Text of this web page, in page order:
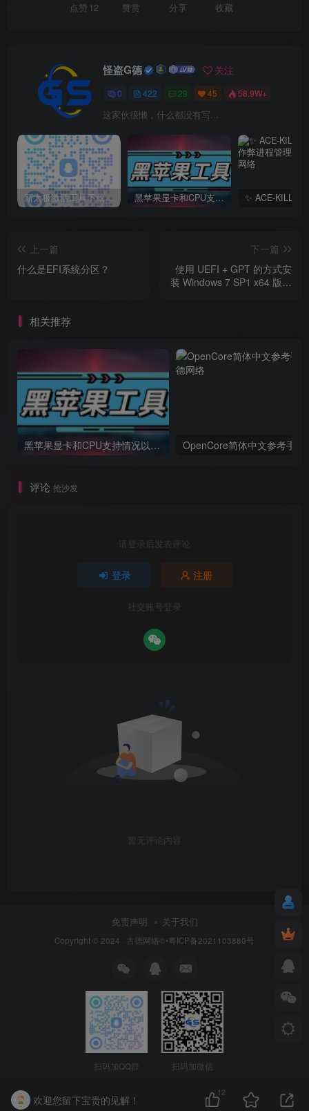
点赞 12 赞赏 分享 收藏
怪盗G德 关注
0 422 29 45 58.9W+
这家伙很懒，什么都没有写...
新太极激活工具下载/教程/充值/开户(QQ交流群号749113977) 黑苹果显卡和CPU支持情况以及购买硬件防踩坑指南
上一篇
什么是EFI系统分区？
下一篇
使用 UEFI + GPT 的方式安
装 Windows 7 SP1 x64 版的
相关推荐
黑苹果显卡和CPU支持情况以及购买硬件防踩坑指南 OpenCore简体中文参考手册
评论 抢沙发
请登录后发表评论
登录 注册
社交账号登录
暂无评论内容
免责声明 关于我们
Copyright © 2024 · 古德网络©•粤ICP备2021103880号
扫码加QQ群 扫码加微信
欢迎您留下宝贵的见解！
12